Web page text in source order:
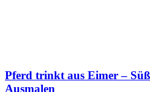
Pferd trinkt aus Eimer –
Ausmalen